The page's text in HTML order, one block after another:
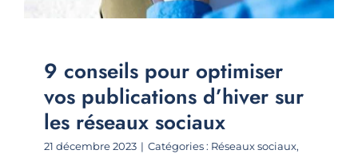
9 conseils pour optimiser
vos publications d’hiver sur
les réseaux sociaux
21 décembre 2023 | Catégories : Réseaux sociaux,